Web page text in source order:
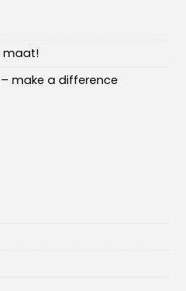
maat!
make a difference